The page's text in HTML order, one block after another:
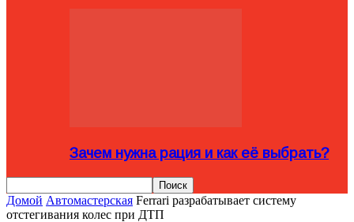
Зачем нужна рация и как её выбрать?
Домой Автомастерская Ferrari разрабатывает систему
отстегивания колес при ДТП